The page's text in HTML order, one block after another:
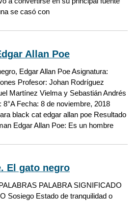
se casó con
Allan Poe
Edgar Allan Poe Asignatura:
Profesor: Johan Rodríguez
Martínez Vielma y Sebastián Andrés
Fecha: 8 de noviembre, 2018
black cat edgar allan poe Resultado
Edgar Allan Poe: Es un hombre
El gato negro
PALABRA SIGNIFICADO
Sosiego Estado de tranquilidad o